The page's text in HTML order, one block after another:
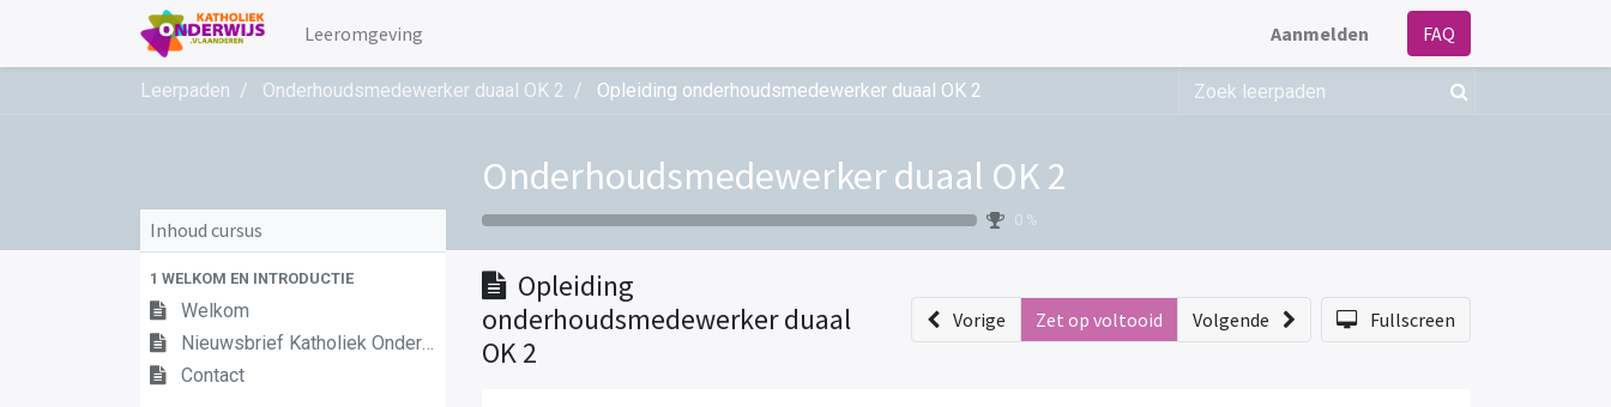
Leeromgeving Aanmelden FAQ
Leerpaden Onderhoudsmedewerker duaal OK 2 Opleiding onderhoudsmedewerker duaal OK 2
Onderhoudsmedewerker duaal OK 2
0 %
Inhoud cursus
1 WELKOM EN INTRODUCTIE
Welkom
Nieuwsbrief Katholiek Onderwijs Vlaanderen
Contact
Opleiding
onderhoudsmedewerker duaal
OK 2
Vorige Zet op voltooid Volgende Fullscreen